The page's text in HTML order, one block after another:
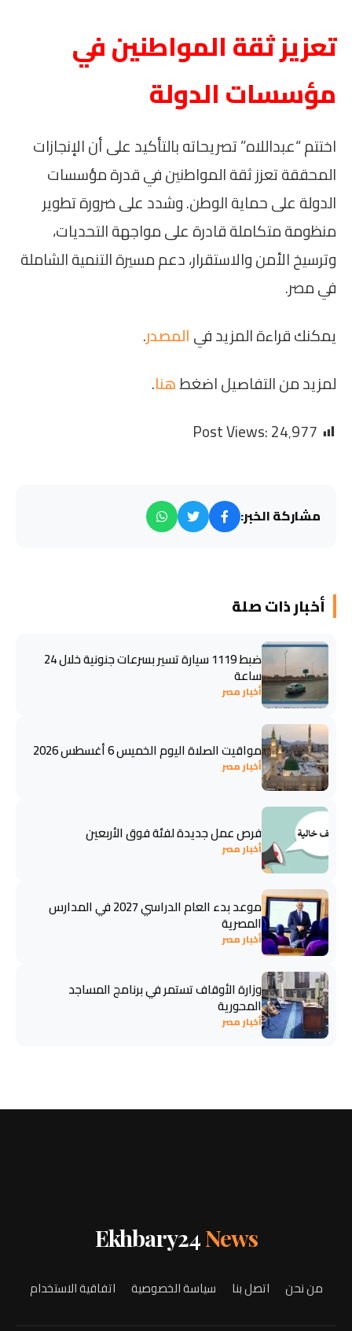
تعزيز ثقة المواطنين في
مؤسسات الدولة
اختتم “عبداللاه” تصريحاته بالتأكيد على أن الإنجازات
المحققة تعزز ثقة المواطنين في قدرة مؤسسات
الدولة على حماية الوطن. وشدد على ضرورة تطوير
منظومة متكاملة قادرة على مواجهة التحديات،
وترسيخ الأمن والاستقرار، دعم مسيرة التنمية الشاملة
في مصر.
يمكنك قراءة المزيد فيالمصدر.
لمزيد من التفاصيل اضغطهنا.
Post Views:24٬977
مشاركة الخبر:
أخبار ذات صلة
ضبط 1119 سيارة تسير بسرعات جنونية خلال 24
ساعة
أخبار مصر
مواقيت الصلاة اليوم الخميس 6 أغسطس 2026
أخبار مصر
فرص عمل جديدة لفئة فوق الأربعين
أخبار مصر
موعد بدء العام الدراسي 2027 في المدارس
المصرية
أخبار مصر
وزارة الأوقاف تستمر في برنامج المساجد
المحورية
أخبار مصر
Ekhbary24News
من نحن اتصل بنا سياسة الخصوصية اتفاقية الاستخدام